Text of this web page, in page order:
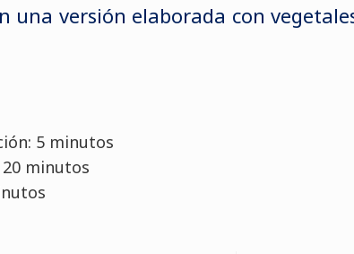
una versión elaborada con
5 minutos
minutos